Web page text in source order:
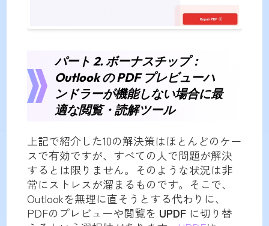
パート 2. ボーナスチップ：
Outlook の PDF プレビューハ
ンドラーが機能しない場合に最
適な閲覧・読解ツール
上記で紹介した10の解決策はほとんどのケー
スで有効ですが、すべての人で問題が解決
するとは限りません。そのような状況は非
常にストレスが溜まるものです。そこで、
Outlookを無理に直そうとする代わりに、
PDFのプレビューや閲覧を UPDFに切り替